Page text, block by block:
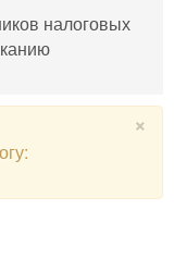
налоговых
×